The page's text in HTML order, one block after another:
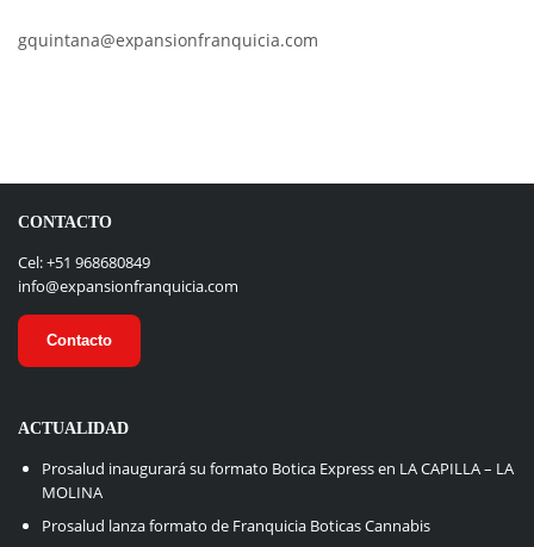
gquintana@expansionfranquicia.com
CONTACTO
Cel: +51 968680849
info@expansionfranquicia.com
Contacto
ACTUALIDAD
Prosalud inaugurará su formato Botica Express en LA CAPILLA – LA
MOLINA
Prosalud lanza formato de Franquicia Boticas Cannabis